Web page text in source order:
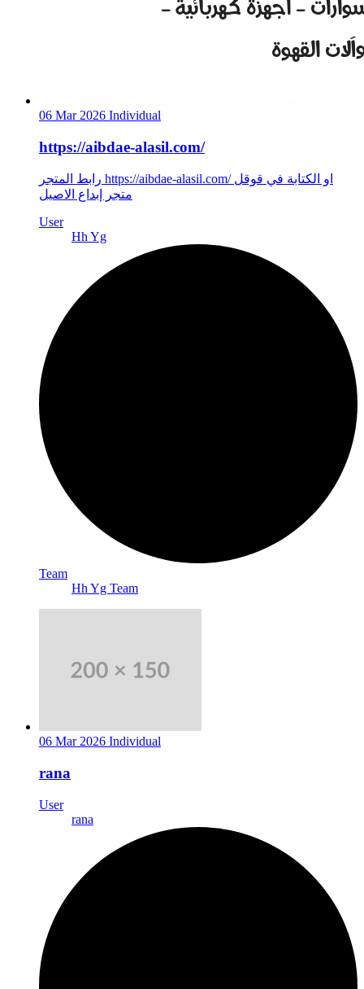
06 Mar 2026 Individual
https://aibdae-alasil.com/
رابط المتجر https://aibdae-alasil.com/ او الكتابة في قوقل
متجر إبداع الاصيل
User
Hh Yg
Team
Hh Yg Team
06 Mar 2026 Individual
rana
User
rana